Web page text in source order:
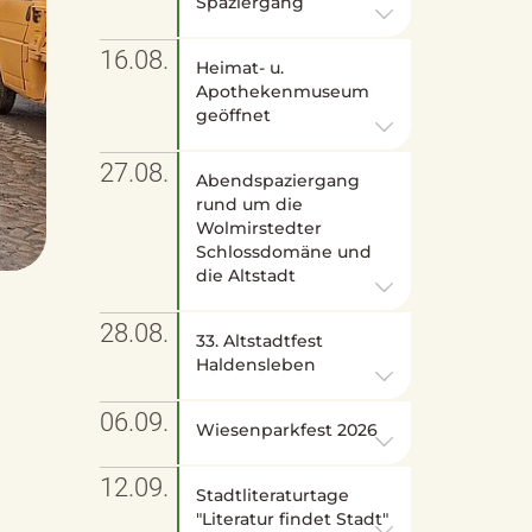
16.08.
Heimat- u.
Apothekenmuseum
geöffnet
27.08.
Abendspaziergang
rund um die
Wolmirstedter
Schlossdomäne und
die Altstadt
28.08.
33. Altstadtfest
Haldensleben
06.09. Wiesenparkfest 2026
12.09.
Stadtliteraturtage
"Literatur findet Stadt"